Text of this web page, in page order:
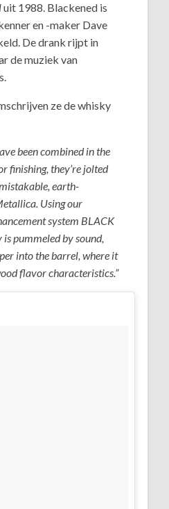
uit 1988. Blackened is
en -maker Dave
De drank rijpt in
de muziek van
ze de whisky
been combined in the
finishing, they’re jolted
earth-
Using our
system BLACK
pummeled by sound,
into the barrel, where it
flavor characteristics.”